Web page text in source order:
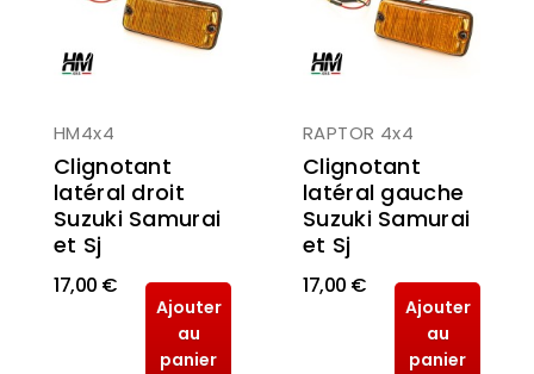
HM4x4
Clignotant
latéral droit
Suzuki Samurai
et Sj
17,00 €
Ajouter
au
panier
RAPTOR 4x4
Clignotant
latéral gauche
Suzuki Samurai
et Sj
17,00 €
Ajouter
au
panier